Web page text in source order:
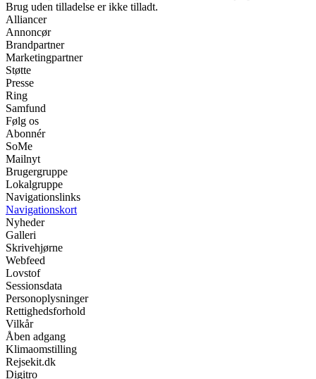
Brug uden tilladelse er ikke tilladt.
Alliancer
Annoncør
Brandpartner
Marketingpartner
Støtte
Presse
Ring
Samfund
Følg os
Abonnér
SoMe
Mailnyt
Brugergruppe
Lokalgruppe
Navigationslinks
Navigationskort
Nyheder
Galleri
Skrivehjørne
Webfeed
Lovstof
Sessionsdata
Personoplysninger
Rettighedsforhold
Vilkår
Åben adgang
Klimaomstilling
Rejsekit.dk
Digitro